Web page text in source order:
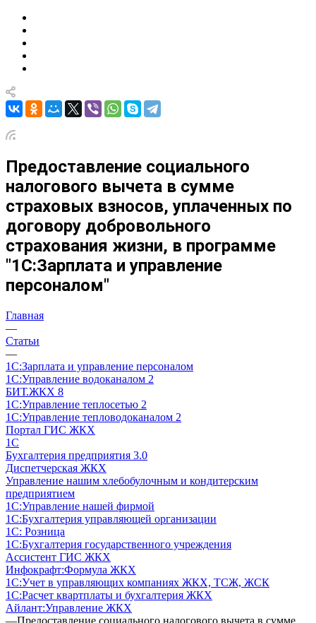
Предоставление социального
налогового вычета в сумме
страховых взносов, уплаченных по
договору добровольного
страхования жизни, в программе
"1С:Зарплата и управление
персоналом"
Главная
—
Статьи
—
1С:Зарплата и управление персоналом
1С:Управление водоканалом 2
БИТ.ЖКХ 8
1С:Управление теплосетью 2
1С:Управление тепловодоканалом 2
Портал ГИС ЖКХ
1С
Бухгалтерия предприятия 3.0
Диспетчерская ЖКХ
Управление нашим хлебобулочным и кондитерским
предприятием
1С:Управление нашей фирмой
1С:Бухгалтерия управляющей организации
1С: Розница
1С:Бухгалтерия государственного учреждения
Ассистент ГИС ЖКХ
Инфокрафт:Формула ЖКХ
1С:Учет в управляющих компаниях ЖКХ, ТСЖ, ЖСК
1С:Расчет квартплаты и бухгалтерия ЖКХ
Айлант:Управление ЖКХ
—Предоставление социального налогового вычета в сумме